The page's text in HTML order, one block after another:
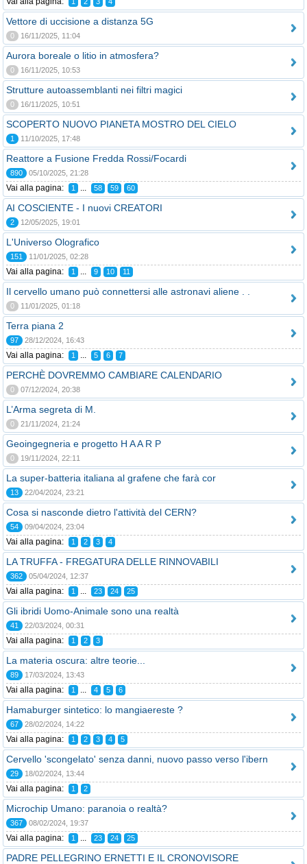
Vettore di uccisione a distanza 5G
0 16/11/2025, 11:04
Aurora boreale o litio in atmosfera?
0 16/11/2025, 10:53
Strutture autoassemblanti nei filtri magici
0 16/11/2025, 10:51
SCOPERTO NUOVO PIANETA MOSTRO DEL CIELO
1 11/10/2025, 17:48
Reattore a Fusione Fredda Rossi/Focardi
890 05/10/2025, 21:28
Vai alla pagina: 1 ... 58 59 60
AI COSCIENTE - I nuovi CREATORI
2 12/05/2025, 19:01
L'Universo Olografico
151 11/01/2025, 02:28
Vai alla pagina: 1 ... 9 10 11
Il cervello umano può connettersi alle astronavi aliene . .
0 11/01/2025, 01:18
Terra piana 2
97 28/12/2024, 16:43
Vai alla pagina: 1 ... 5 6 7
PERCHÈ DOVREMMO CAMBIARE CALENDARIO
0 07/12/2024, 20:38
L’Arma segreta di M.
0 21/11/2024, 21:24
Geoingegneria e progetto H A A R P
0 19/11/2024, 22:11
La super-batteria italiana al grafene che farà cor
13 22/04/2024, 23:21
Cosa si nasconde dietro l'attività del CERN?
54 09/04/2024, 23:04
Vai alla pagina: 1 2 3 4
LA TRUFFA - FREGATURA DELLE RINNOVABILI
362 05/04/2024, 12:37
Vai alla pagina: 1 ... 23 24 25
Gli ibridi Uomo-Animale sono una realtà
41 22/03/2024, 00:31
Vai alla pagina: 1 2 3
La materia oscura: altre teorie...
89 17/03/2024, 13:43
Vai alla pagina: 1 ... 4 5 6
Hamaburger sintetico: lo mangiaereste ?
67 28/02/2024, 14:22
Vai alla pagina: 1 2 3 4 5
Cervello 'scongelato' senza danni, nuovo passo verso l'ibern
29 18/02/2024, 13:44
Vai alla pagina: 1 2
Microchip Umano: paranoia o realtà?
367 08/02/2024, 19:37
Vai alla pagina: 1 ... 23 24 25
PADRE PELLEGRINO ERNETTI E IL CRONOVISORE